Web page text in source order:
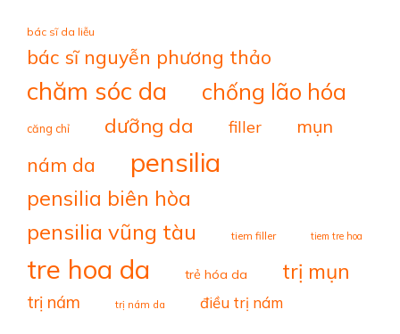
bác sĩ da liễu
bác sĩ nguyễn phương thảo
chăm sóc da chống lão hóa
căng chỉ dưỡng da filler mụn
nám da pensilia
pensilia biên hòa
pensilia vũng tàu tiem filler tiem tre hoa
tre hoa da trẻ hóa da trị mụn
trị nám trị nám da điều trị nám